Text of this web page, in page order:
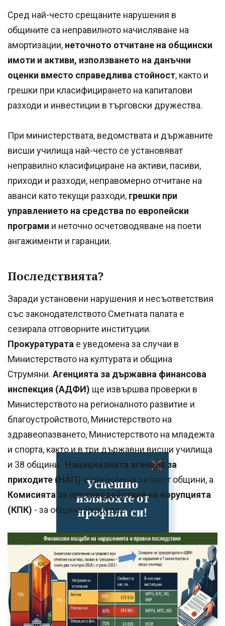
Успешно
излязохте от
профила си!
Сред най-често срещаните нарушения в
общините са неправилното начисляване на
амортизации, неточното отчитане на общински
имоти и активи, използването на данъчни
оценки вместо справедлива стойност, както и
грешки при класифицирането на капиталови
разходи и инвестиции в търговски дружества.
При министерствата, ведомствата и държавните
висши училища най-често се установяват
неправилно класифициране на активи, пасиви,
приходи и разходи, неправомерно отчитане на
аванси като текущи разходи, грешки при
управлението на средства по европейски
програми и неточно осчетоводяване на поети
ангажименти и гаранции.
Последствията?
Заради установени нарушения и несъответствия
със законодателството Сметната палата е
сезирала отговорните институции.
Прокуратурата е уведомена за случаи в
Министерството на културата и община
Струмяни. Агенцията за държавна финансова
инспекция (АДФИ) ще извършва проверки в
Министерството на регионалното развитие и
благоустройството, Министерството на
здравеопазването, Министерството на младежта
и спорта, както и в три държавни висши училища
и 38 общини. Националната агенция за
приходите (НАП) е уведомена за шест общини, а
Комисията за противодействие на корупцията
(КПК) - за община Якоруда.